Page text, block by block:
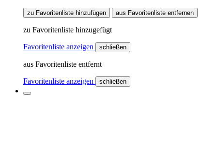
zu Favoritenliste hinzufügen aus Favoritenliste entfernen
zu Favoritenliste hinzugefügt
Favoritenliste anzeigen schließen
aus Favoritenliste entfernt
Favoritenliste anzeigen schließen